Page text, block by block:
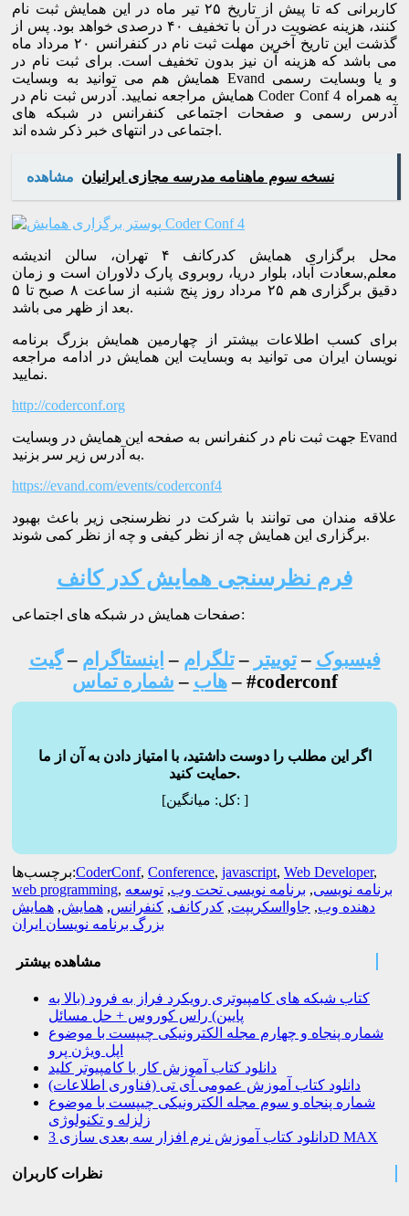
کاربرانی که تا پیش از تاریخ ۲۵ تیر ماه در این همایش ثبت نام
کنند، هزینه عضویت در آن با تخفیف ۴۰ درصدی خواهد بود. پس از
گذشت این تاریخ آخرین مهلت ثبت نام در کنفرانس ۲۰ مرداد ماه
می باشد که هزینه آن نیز بدون تخفیف است. برای ثبت نام در
همایش هم می توانید به وبسایت Evand و یا وبسایت رسمی
همایش مراجعه نمایید. آدرس ثبت نام در Coder Conf 4 به همراه
آدرس رسمی و صفحات اجتماعی کنفرانس در شبکه های
اجتماعی در انتهای خبر ذکر شده اند.
مشاهده نسخه سوم ماهنامه مدرسه مجازی ایرانیان
محل برگزاری همایش کدرکانف ۴ تهران، سالن اندیشه
معلم,سعادت آباد، بلوار دریا، روبروی پارک دلاوران است و زمان
دقیق برگزاری هم ۲۵ مرداد روز پنج شنبه از ساعت ۸ صبح تا ۵
بعد از ظهر می باشد.
برای کسب اطلاعات بیشتر از چهارمین همایش بزرگ برنامه
نویسان ایران می توانید به وبسایت این همایش در ادامه مراجعه
نمایید.
http://coderconf.org
جهت ثبت نام در کنفرانس به صفحه این همایش در وبسایت Evand
به آدرس زیر سر بزنید.
https://evand.com/events/coderconf4
علاقه مندان می توانند با شرکت در نظرسنجی زیر باعث بهبود
برگزاری این همایش چه از نظر کیفی و چه از نظر کمی شوند.
فرم نظرسنجی همایش کدر کانف
صفحات همایش در شبکه های اجتماعی:
فیسبوک –توییتر –تلگرام – اینستاگرام –گیت
هاب – شماره تماس – #coderconf
اگر این مطلب را دوست داشتید، با امتیاز دادن به آن از ما
حمایت کنید.
[کل:میانگین: ]
برچسب‌ها:CoderConf, Conference, javascript, Web Developer,
web programming, برنامه نویسی, برنامه نویسی تحت وب, توسعه
دهنده وب, جاوااسکریپت, کدرکانف, کنفرانس, همایش, همایش
بزرگ برنامه نویسان ایران
مشاهده بیشتر
کتاب شبکه های کامپیوتری رویکرد فراز به فرود (بالا به
پایین) راس کوروس + حل مسائل
شماره پنجاه و چهارم مجله الکترونیکی چیپست با موضوع
اپل ویژن پرو
دانلود کتاب آموزش کار با کامپیوتر کلید
دانلود کتاب آموزش عمومی آی تی (فناوری اطلاعات)
شماره پنجاه و سوم مجله الکترونیکی چیپست با موضوع
زلزله و تکنولوژی
دانلود کتاب آموزش نرم افزار سه بعدی سازی 3D MAX
نظرات کاربران